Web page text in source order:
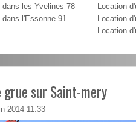
dans les Yvelines 78
dans l'Essonne 91
Location
Location
Location
grue sur Saint-mery
2014 11:33